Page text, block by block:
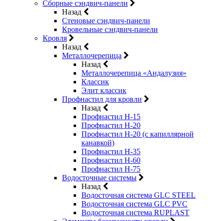
Сборные сэндвич-панели
Назад
Стеновые сэндвич-панели
Кровельные сэндвич-панели
Кровля
Назад
Металлочерепица
Назад
Металлочерепица «Андалузия»
Классик
Элит классик
Профнастил для кровли
Назад
Профнастил Н-15
Профнастил Н-20
Профнастил Н-20 (с капиллярной
канавкой)
Профнастил Н-35
Профнастил Н-60
Профнастил Н-75
Водосточные системы
Назад
Водосточная система GLC STEEL
Водосточная система GLC PVC
Водосточная система RUPLAST